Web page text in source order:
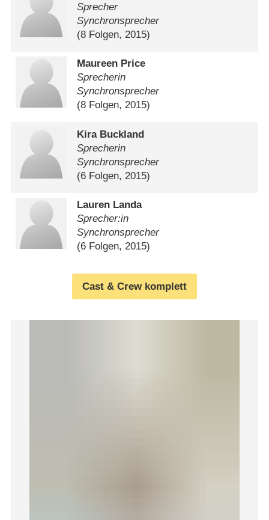
Sprecher
Synchronsprecher
(8 Folgen, 2015)
Maureen Price
Sprecherin
Synchronsprecher
(8 Folgen, 2015)
Kira Buckland
Sprecherin
Synchronsprecher
(6 Folgen, 2015)
Lauren Landa
Sprecher:in
Synchronsprecher
(6 Folgen, 2015)
Cast & Crew komplett